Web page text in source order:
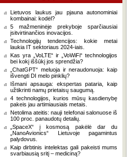
Lietuvos laukus jau pjauna autonominiai
kombainai: kodėl?
5 mažmeninėje prekyboje sparčiausiai
įsitvirtinančios inovacijos.
Technologijų tendencijos: kokie metai
laukia IT sektoriaus 2024-iais.
Kas yra „VoLTE“ ir „VoWiFi“ technologijos
bei kokį iššūkį jos sprendžia?
„ChatGPT“ meluoja ir neraudonuoja: kaip
išvengti DI melo pinklių?
Išmani apsauga: ekspertas pataria, kaip
užtikrinti namų prietaisų saugumą.
4 technologijos, kurios mūsų kasdienybę
pakeis jau artimiausiais metais.
Netolima ateitis: nauji telefonai salonuose iš
100 proc. panaudotų detalių.
„SpaceX“ į kosmosą pakėlė dar du
„NanoAvionics“ Lietuvoje pagamintus
palydovus.
Kaip dirbtinis intelektas gali pakeisti mums
svarbiausią sritį – mediciną?